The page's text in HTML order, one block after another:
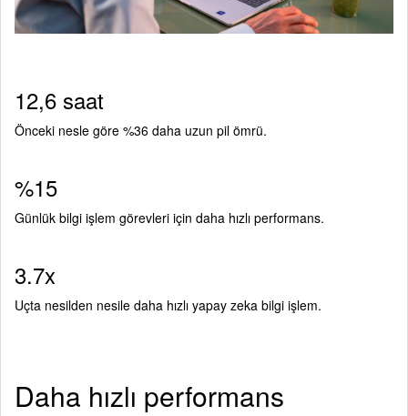
12,6 saat
Önceki nesle göre %36 daha uzun pil ömrü.
%15
Günlük bilgi işlem görevleri için daha hızlı performans.
3.7x
Uçta nesilden nesile daha hızlı yapay zeka bilgi işlem.
Daha hızlı performans